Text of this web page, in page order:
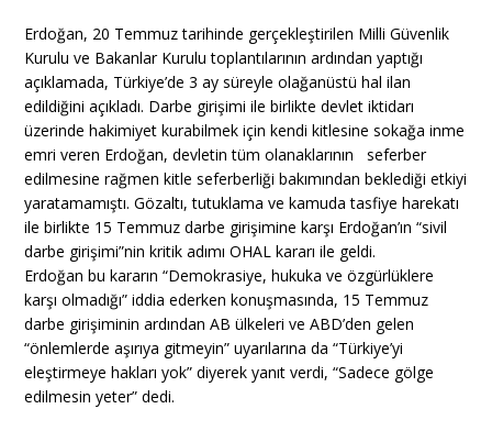
Erdoğan, 20 Temmuz tarihinde gerçekleştirilen Milli Güvenlik
Kurulu ve Bakanlar Kurulu toplantılarının ardından yaptığı
açıklamada, Türkiye’de 3 ay süreyle olağanüstü hal ilan
edildiğini açıkladı. Darbe girişimi ile birlikte devlet iktidarı
üzerinde hakimiyet kurabilmek için kendi kitlesine sokağa inme
emri veren Erdoğan, devletin tüm olanaklarının seferber
edilmesine rağmen kitle seferberliği bakımından beklediği etkiyi
yaratamamıştı. Gözaltı, tutuklama ve kamuda tasfiye harekatı
ile birlikte 15 Temmuz darbe girişimine karşı Erdoğan’ın “sivil
darbe girişimi”nin kritik adımı OHAL kararı ile geldi.
Erdoğan bu kararın “Demokrasiye, hukuka ve özgürlüklere
karşı olmadığı” iddia ederken konuşmasında, 15 Temmuz
darbe girişiminin ardından AB ülkeleri ve ABD’den gelen
“önlemlerde aşırıya gitmeyin” uyarılarına da “Türkiye’yi
eleştirmeye hakları yok” diyerek yanıt verdi, “Sadece gölge
edilmesin yeter” dedi.